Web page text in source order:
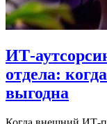
ИТ-
отдела:
выгодна